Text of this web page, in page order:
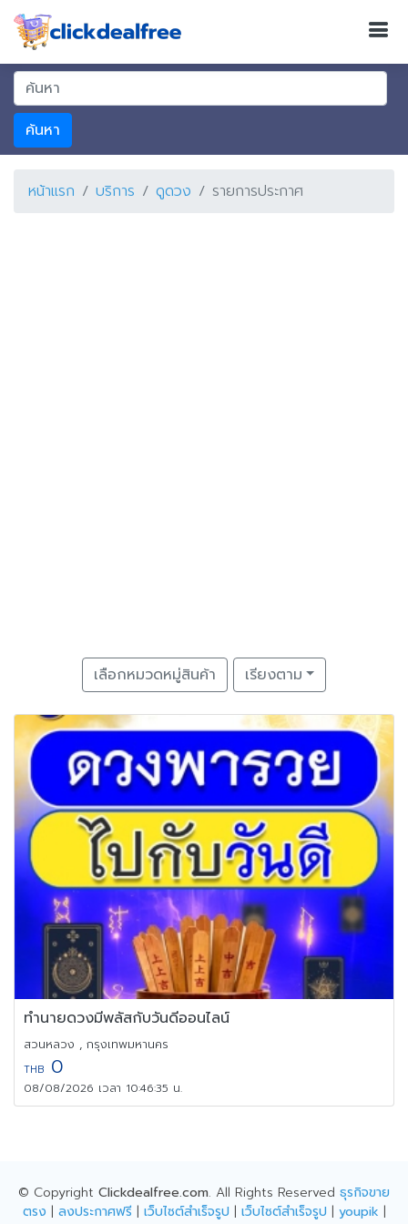
ค้นหา
หน้าแรก บริการ ดูดวง รายการประกาศ
เลือกหมวดหมู่สินค้า เรียงตาม
ทำนายดวงมีพลัสกับวันดีออนไลน์
สวนหลวง , กรุงเทพมหานคร
THB 0
08/08/2026 เวลา 10:46:35 น.
© Copyright Clickdealfree.com. All Rights Reserved ธุรกิจขาย
ตรง | ลงประกาศฟรี| เว็บไซต์สำเร็จรูป | เว็บไซต์สำเร็จรูป | youpik |